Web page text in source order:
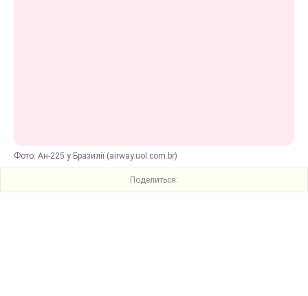
Фото: Ан-225 у Бразилії (airway.uol.com.br)
Поделиться: